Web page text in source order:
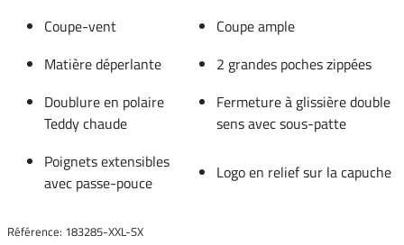
Coupe-vent
Coupe ample
Matière déperlante
2 grandes poches zippées
Doublure en polaire
Teddy chaude
Fermeture à glissière double
sens avec sous-patte
Poignets extensibles
avec passe-pouce
Logo en relief sur la capuche
Référence: 183285-XXL-SX